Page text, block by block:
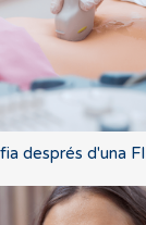
després d'una